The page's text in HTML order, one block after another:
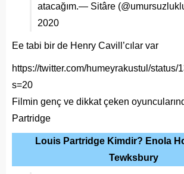
atacağım.— Sitâre
2020
Ee tabi bir de Henry Cavill’cılar var
https://twitter.com/humeyrakustul/
s=20
Filmin genç ve dikkat çeken
Partridge
Louis Partridge Kimdir? Enola
Tewksbury